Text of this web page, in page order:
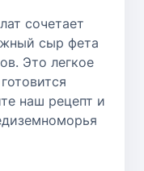
сочетает
сыр фета
Это легкое
наш рецепт и